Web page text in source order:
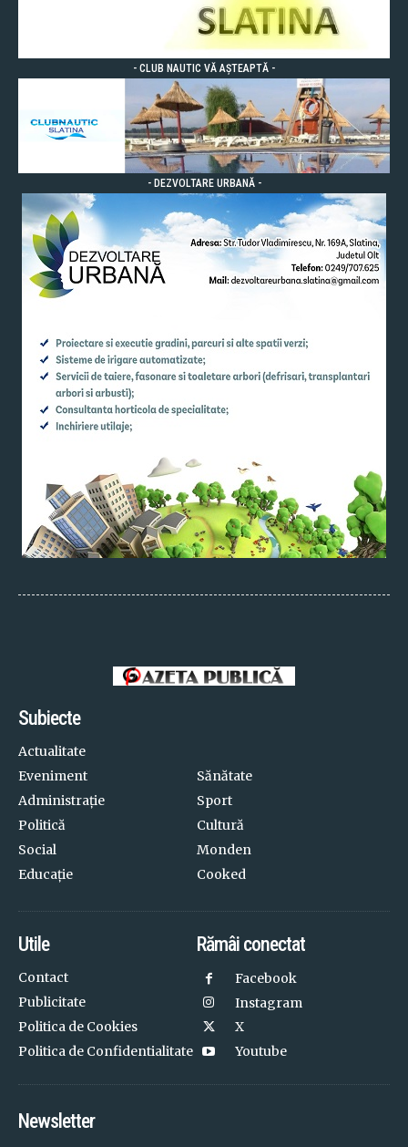
- CLUB NAUTIC VĂ AȘTEAPTĂ -
- DEZVOLTARE URBANĂ -
Subiecte
Actualitate
Eveniment
Administrație
Politică
Social
Educație
Sănătate
Sport
Cultură
Monden
Cooked
Utile
Contact
Publicitate
Politica de Cookies
Politica de Confidentialitate
Rămâi conectat
Facebook
Instagram
X
Youtube
Newsletter